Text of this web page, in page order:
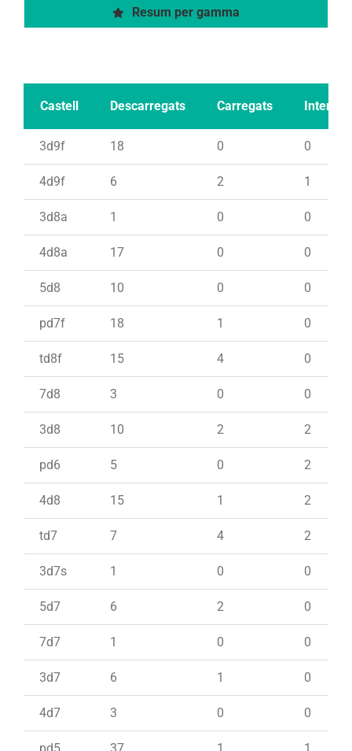
Resum per gamma
Castell Descarregats Carregats Intents
3d9f 18 0 0
4d9f 6 2 1
3d8a 1 0 0
4d8a 17 0 0
5d8 10 0 0
pd7f 18 1 0
td8f 15 4 0
7d8 3 0 0
3d8 10 2 2
pd6 5 0 2
4d8 15 1 2
td7 7 4 2
3d7s 1 0 0
5d7 6 2 0
7d7 1 0 0
3d7 6 1 0
4d7 3 0 0